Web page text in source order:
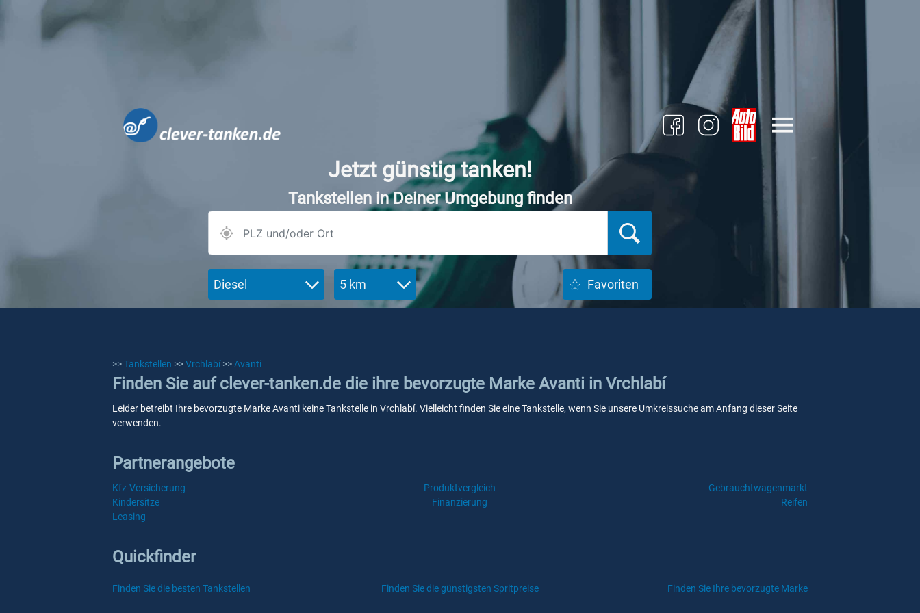
Jetzt günstig tanken!
Tankstellen in Deiner Umgebung finden
Diesel 5 km Favoriten
>>Tankstellen >>Vrchlabí>>Avanti
Finden Sie auf clever-tanken.de die ihre bevorzugte Marke Avanti in Vrchlabí
Leider betreibt Ihre bevorzugte Marke Avanti keine Tankstelle in Vrchlabí. Vielleicht finden Sie eine Tankstelle, wenn Sie unsere Umkreissuche am Anfang dieser Seite
verwenden.
Partnerangebote
Kfz-Versicherung Produktvergleich
Gebrauchtwagenmarkt
Kindersitze
Finanzierung
Reifen
Leasing
Quickfinder
Finden Sie die besten Tankstellen Finden Sie die günstigsten Spritpreise Finden Sie Ihre bevorzugte Marke